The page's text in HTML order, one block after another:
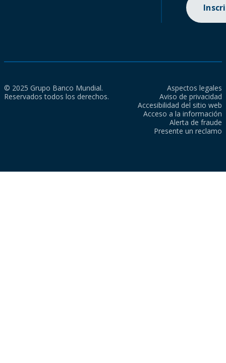
© 2025 Grupo Banco Mundial.
Reservados todos los derechos.
Aspectos legales
Aviso de privacidad
Accesibilidad del sitio web
Acceso a la información
Alerta de fraude
Presente un reclamo